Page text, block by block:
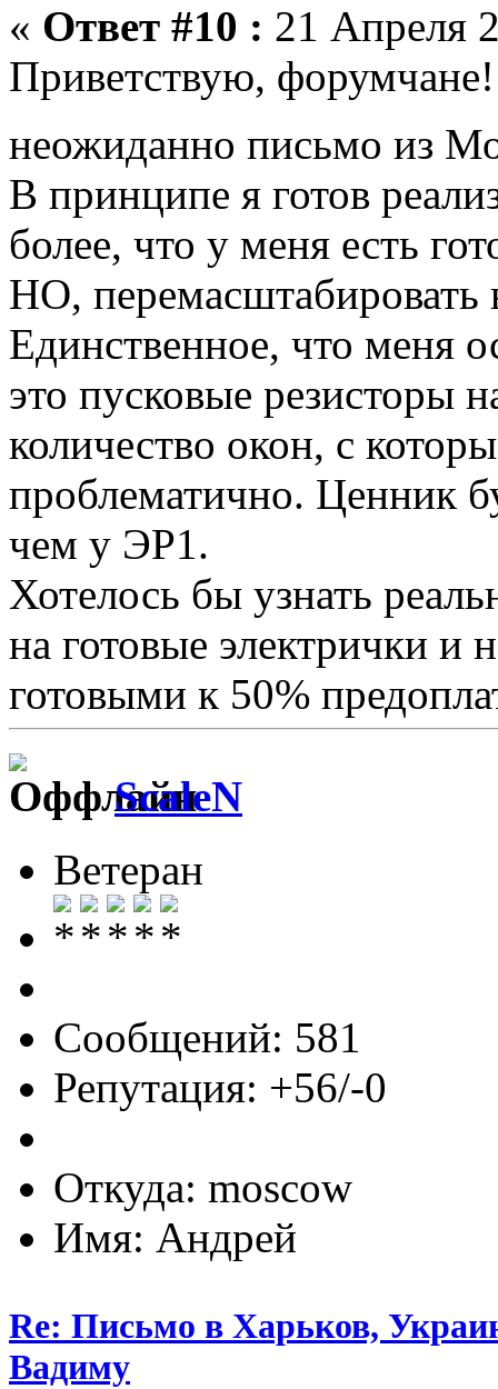
« Ответ #10 : 21 Апреля
Приветствую,
неожиданно письмо из
В принципе я готов
более, что у меня есть
НО, перемасштабировать
Единственное, что меня
это пусковые резисторы
количество окон, с
проблематично. Ценник
чем у ЭР1.
Хотелось бы узнать
на готовые электрички
готовыми к 50%
ScaleN
Ветеран
Сообщений: 581
Репутация: +56/-0
Откуда: moscow
Имя: Андрей
Re: Письмо в Харьков,
Вадиму